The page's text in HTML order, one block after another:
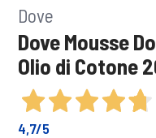
Dove
Dove Mousse
Olio di Cotone
4,7/5